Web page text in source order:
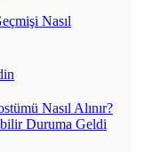
Nasıl
Nasıl Alınır?
Duruma Geldi